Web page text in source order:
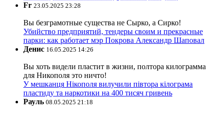
Fr 23.05.2025 23:28
Вы безграмотные существа не Сырко, а Сирко!
Убийство предприятий, тендеры своим и прекрасные
парки: как работает мэр Покрова Александр Шаповал
Денис 16.05.2025 14:26
Вы хоть видели пластит в жизни, полтора килограмма
для Никополя это ничто!
У мешканця Нікополя вилучили півтора кілограма
пластиду та наркотики на 400 тисяч гривень
Рауль 08.05.2025 21:18